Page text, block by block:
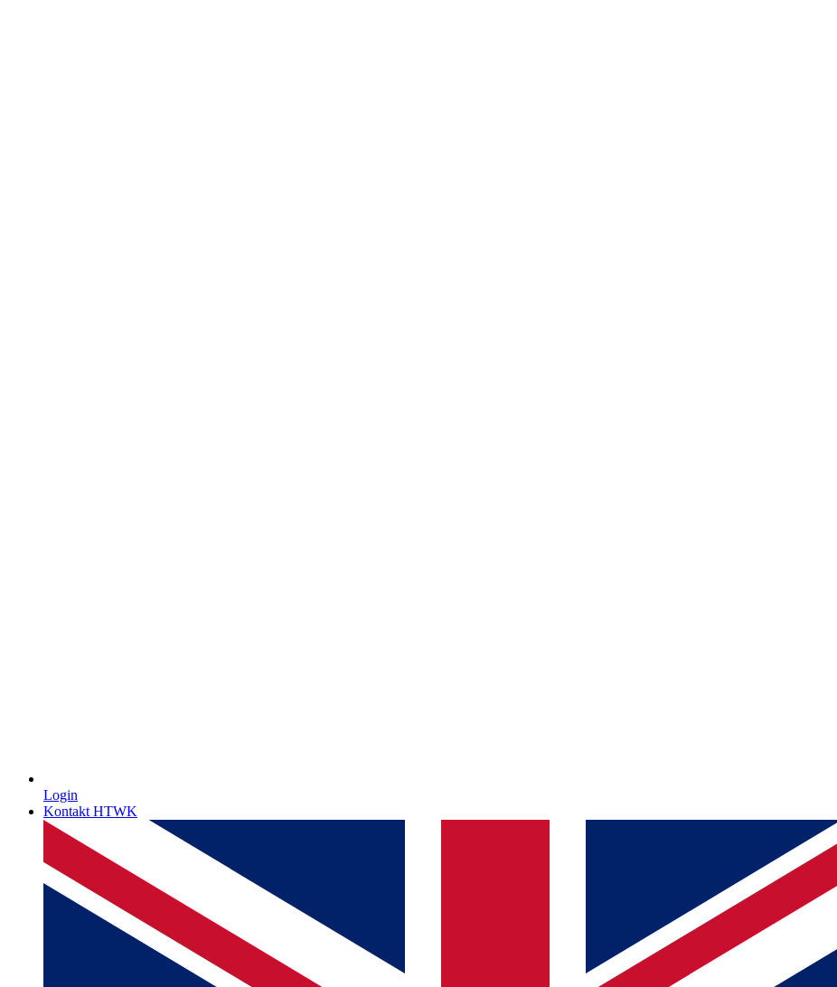
Login
Kontakt HTWK